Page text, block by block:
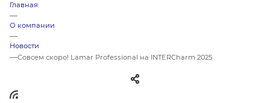
Главная
—
О компании
—
Новости
—Совсем скоро! Lamar Professional на INTERCharm 2025